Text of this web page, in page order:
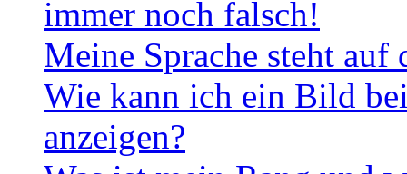
immer noch falsch!
Meine Sprache steht
Wie kann ich ein Bild
anzeigen?